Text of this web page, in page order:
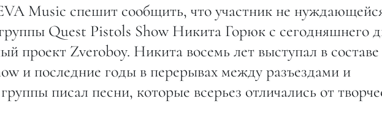
Music спешит сообщить, что участник не
Quest Pistols Show Никита Горюк с сегодняшнего
проект Zveroboy. Никита восемь лет выступал в составе
и последние годы в перерывах между разъездами и
писал песни, которые всерьез отличались от